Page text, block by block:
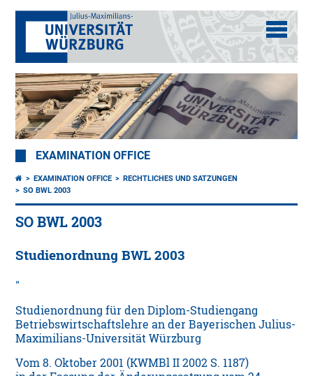
EXAMINATION OFFICE
EXAMINATION OFFICE
RECHTLICHES UND SATZUNGEN
SO BWL 2003
SO BWL 2003
Studienordnung BWL 2003
Studienordnung für den Diplom-Studiengang
Betriebswirtschaftslehre an der Bayerischen Julius-
Maximilians-Universität Würzburg
Vom 8. Oktober 2001 (KWMBl II 2002 S. 1187)